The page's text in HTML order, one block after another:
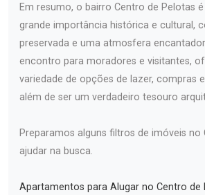
Em resumo, o bairro Centro de Pelotas
grande importância histórica e cultural,
preservada e uma atmosfera
encontro para moradores e visitantes,
variedade de opções de lazer, compras
além de ser um verdadeiro tesouro
Preparamos alguns filtros de imóveis no
ajudar na busca.
Apartamentos para Alugar no Centro de